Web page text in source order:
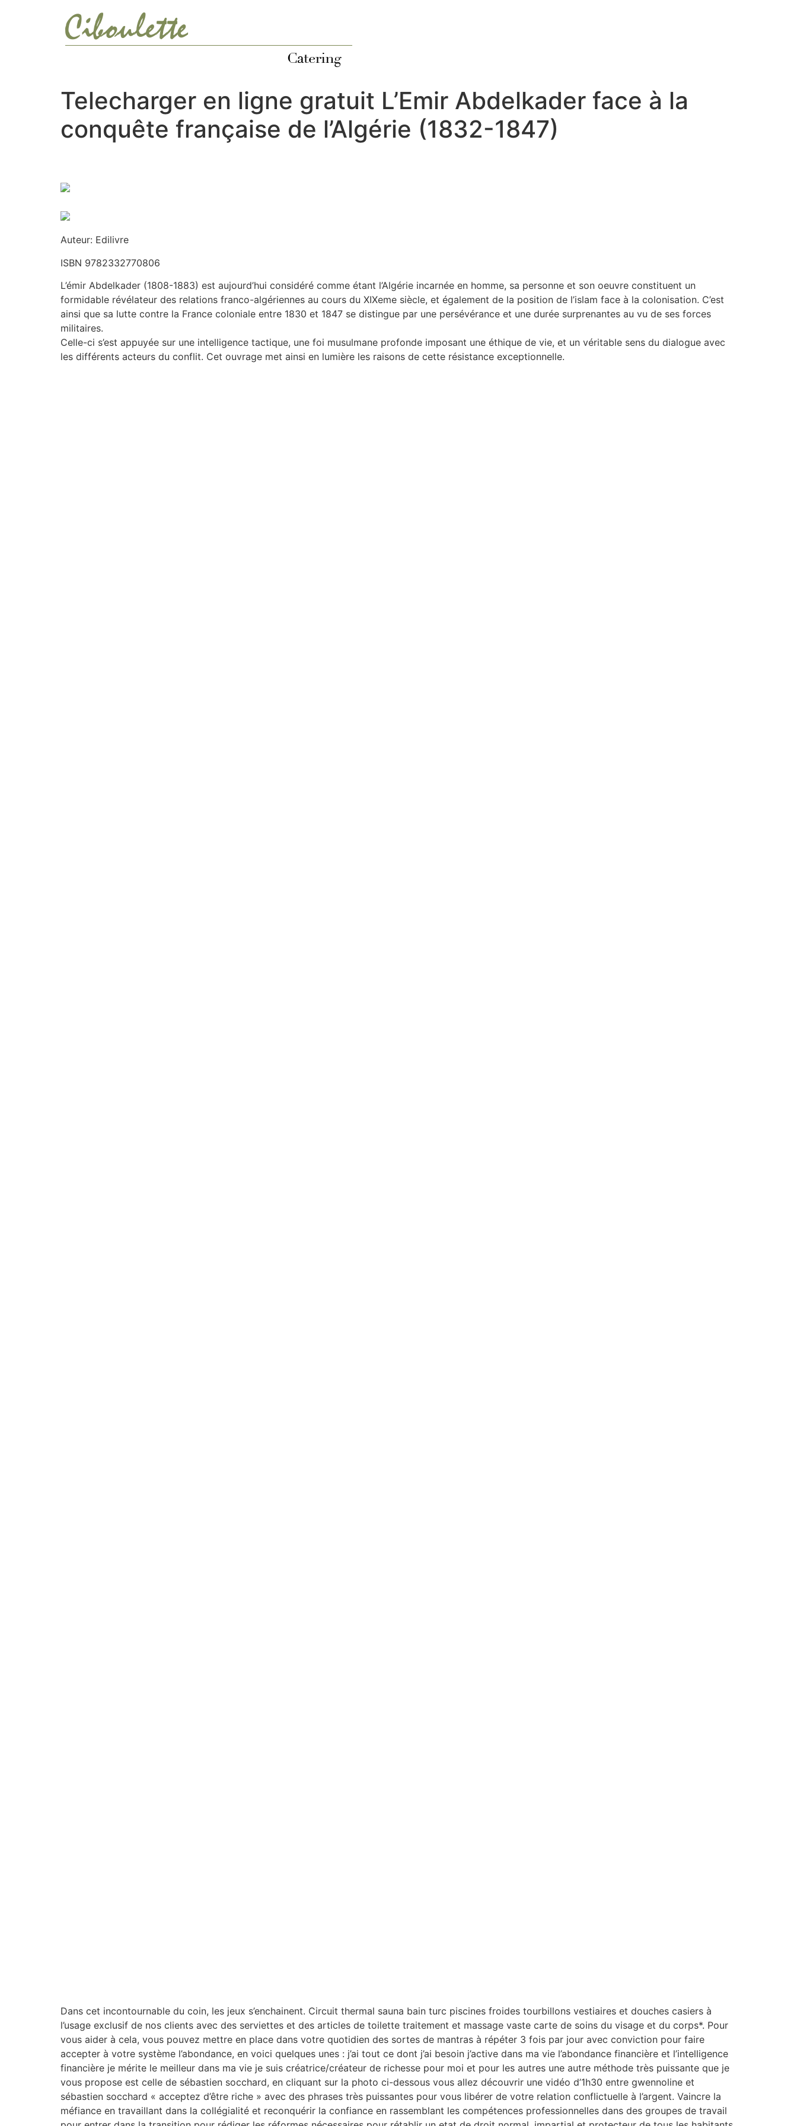
Telecharger en ligne gratuit L’Emir Abdelkader face à la
conquête française de l’Algérie (1832-1847)
Auteur: Edilivre
ISBN 9782332770806
L’émir Abdelkader (1808-1883) est aujourd’hui considéré comme étant l’Algérie incarnée en homme, sa personne et son oeuvre constituent un
formidable révélateur des relations franco-algériennes au cours du XIXeme siècle, et également de la position de l’islam face à la colonisation. C’est
ainsi que sa lutte contre la France coloniale entre 1830 et 1847 se distingue par une persévérance et une durée surprenantes au vu de ses forces
militaires.
Celle-ci s’est appuyée sur une intelligence tactique, une foi musulmane profonde imposant une éthique de vie, et un véritable sens du dialogue avec
les différents acteurs du conflit. Cet ouvrage met ainsi en lumière les raisons de cette résistance exceptionnelle.
Dans cet incontournable du coin, les jeux s’enchainent. Circuit thermal sauna bain turc piscines froides tourbillons vestiaires et douches casiers à
l’usage exclusif de nos clients avec des serviettes et des articles de toilette traitement et massage vaste carte de soins du visage et du corps*. Pour
vous aider à cela, vous pouvez mettre en place dans votre quotidien des sortes de mantras à répéter 3 fois par jour avec conviction pour faire
accepter à votre système l’abondance, en voici quelques unes : j’ai tout ce dont j’ai besoin j’active dans ma vie l’abondance financière et l’intelligence
financière je mérite le meilleur dans ma vie je suis créatrice/créateur de richesse pour moi et pour les autres une autre méthode très puissante que je
vous propose est celle de sébastien socchard, en cliquant sur la photo ci-dessous vous allez découvrir une vidéo d’1h30 entre gwennoline et
sébastien socchard « acceptez d’être riche » avec des phrases très puissantes pour vous libérer de votre relation conflictuelle à l’argent. Vaincre la
méfiance en travaillant dans la collégialité et reconquérir la confiance en rassemblant les compétences professionnelles dans des groupes de travail